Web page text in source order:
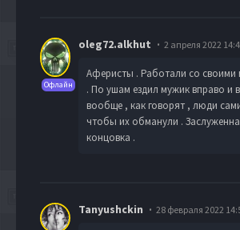
Офлайн
oleg72.alkhut 2 апреля 2022
Аферисты . Работали со своими
. По ушам ездил мужик вправо и
вообще , как говорят , люди
чтобы их обманули .
концовка .
Tanyushckin 28 февраля 2022